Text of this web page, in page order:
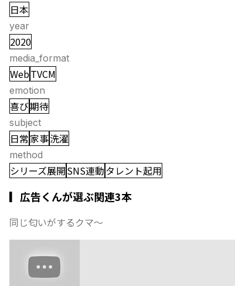
日本
year
2020
media_format
WebTVCM
emotion
喜び期待
subject
日常家事洗濯
method
シリーズ展開SNS連動タレント起用
▎広告くんが選ぶ関連3本
同じ匂いがするクマ〜